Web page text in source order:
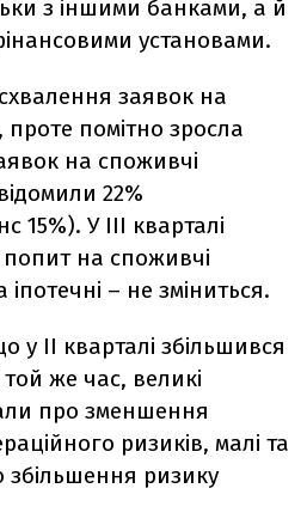
з іншими банками, а й
установами.
схвалення заявок на
проте помітно зросла
на споживчі
22%
15%). У ІІІ кварталі
на споживчі
– не зміниться.
ІІ кварталі збільшився
же час, великі
про зменшення
ризиків, малі та
збільшення ризику